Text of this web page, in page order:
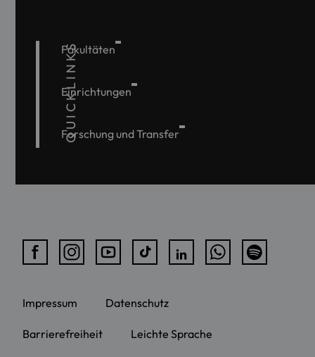
QUICKLINKS
Fakultäten
Einrichtungen
Forschung und Transfer
Impressum Datenschutz
Barrierefreiheit Leichte Sprache